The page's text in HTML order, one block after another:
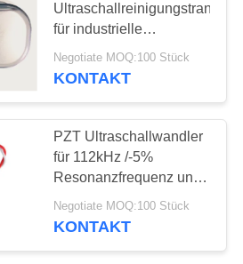
21
für industrielle
Anwendungen bei 49
kHz±5%
Negotiate MOQ:100 Stück
KONTAKT
PZT Ultraschallwandler
für 112kHz /-5%
Resonanzfrequenz und
800Vp-p Spannung
Negotiate MOQ:100 Stück
KONTAKT